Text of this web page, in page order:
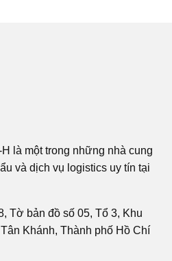
là một trong những nhà cung
và dịch vụ logistics uy tín tại
Tờ bản đồ số 05, Tổ 3, Khu
Khánh, Thành phố Hồ Chí